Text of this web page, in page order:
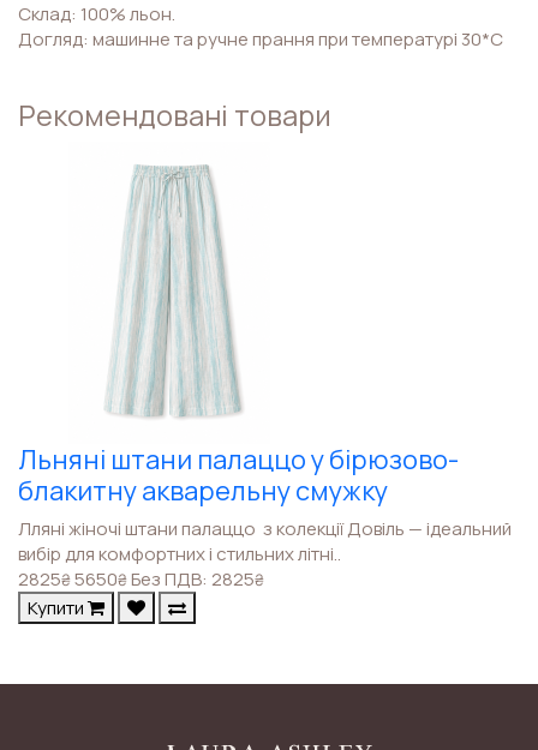
Склад: 100% льон.
Догляд: машинне та ручне прання при температурі 30*С
Рекомендовані товари
Льняні штани палаццо у бірюзово-
блакитну акварельну смужку
Лляні жіночі штани палаццо з колекції Довіль — ідеальний
вибір для комфортних і стильних літні..
2825₴5650₴Без ПДВ: 2825₴
Купити